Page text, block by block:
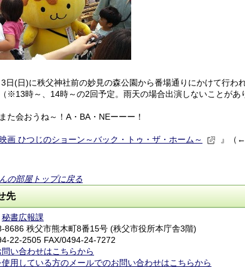
日(日)に秩父神社前の妙見の森公園から番場通りにかけて行わ
※13時～、14時～の2回予定。雨天の場合出演しないことがあ
た会おうね～！A・BA・NEーーー！
画 ひつじのショーン～バック・トゥ・ザ・ホーム～
』（
の部屋トップに戻る
先
秘書広報課
8686 秩父市熊木町8番15号 (秩父市役所本庁舎3階)
22-2505 FAX/0494-24-7272
問い合わせはこちらから
用している方のメールでのお問い合わせはこちらから